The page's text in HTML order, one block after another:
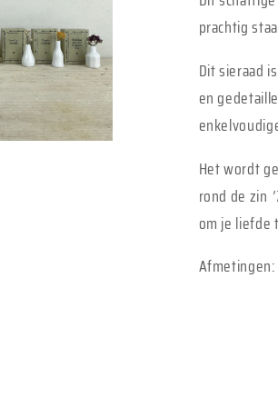
prachtig
Dit sieraad
en
Het wordt
rond de zin
om je liefde
Afmetingen: